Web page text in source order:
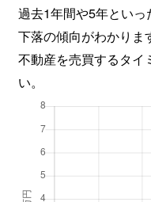
過去1年間や5年といっ
下落の傾向がわかりま
不動産を売買するタイ
い。